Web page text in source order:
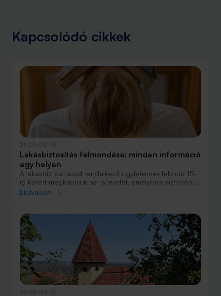
Kapcsolódó cikkek
Lakásbiztosítás felmondása: minden információ
egy helyen
A lakásbiztosítással rendelkező ügyfeleknek február 15-
ig kellett megkapniuk azt a levelet, amelyben biztosítójuk
a közelgő lakásbiztosítási kampányra hívja fel a
Elolvasom